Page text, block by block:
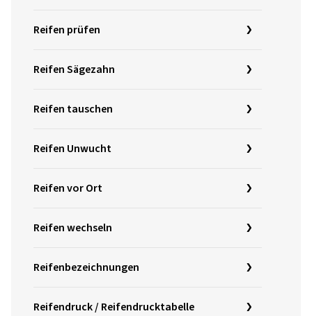
Reifen prüfen
Reifen Sägezahn
Reifen tauschen
Reifen Unwucht
Reifen vor Ort
Reifen wechseln
Reifenbezeichnungen
Reifendruck / Reifendrucktabelle